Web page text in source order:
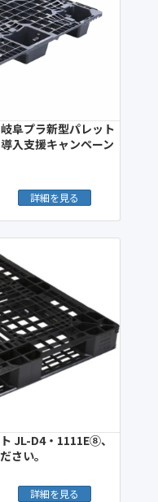
阜プラ新型パレット
入支援キャンペーン
詳細を見る
JL-D4・1111E⑧、
さい。
詳細を見る